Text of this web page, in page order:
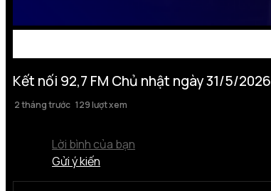
Kết nối 92,7 FM Chủ nhật ngày 31/5/2026
2 tháng trước 129 lượt xem
Lời bình của bạn
Gửi ý kiến